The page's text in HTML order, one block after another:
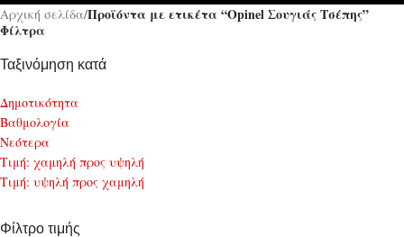
Αρχική σελίδα/Προϊόντα με ετικέτα “Opinel Σουγιάς Τσέπης”
Φίλτρα
Ταξινόμηση κατά
Δημοτικότητα
Bαθμολογία
Νεότερα
Τιμή: χαμηλή προς υψηλή
Τιμή: υψηλή προς χαμηλή
Φίλτρο τιμής